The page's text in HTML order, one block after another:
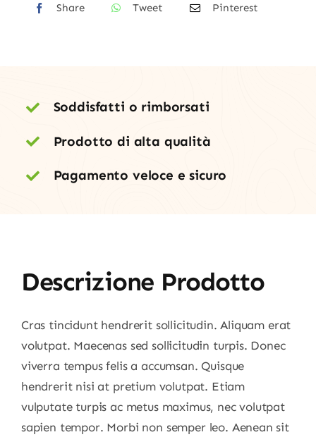
Share Tweet Pinterest
Soddisfatti o rimborsati
Prodotto di alta qualità
Pagamento veloce e sicuro
Descrizione Prodotto
Cras tincidunt hendrerit sollicitudin. Aliquam erat
volutpat. Maecenas sed sollicitudin turpis. Donec
viverra tempus felis a accumsan. Quisque
hendrerit nisi at pretium volutpat. Etiam
vulputate turpis ac metus maximus, nec volutpat
sapien tempor. Morbi non semper leo. Aenean sit